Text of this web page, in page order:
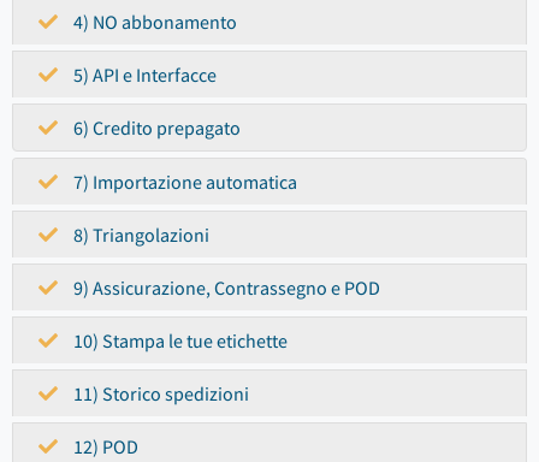
4) NO abbonamento
5) API e Interfacce
6) Credito prepagato
7) Importazione automatica
8) Triangolazioni
9) Assicurazione, Contrassegno e POD
10) Stampa le tue etichette
11) Storico spedizioni
12) POD